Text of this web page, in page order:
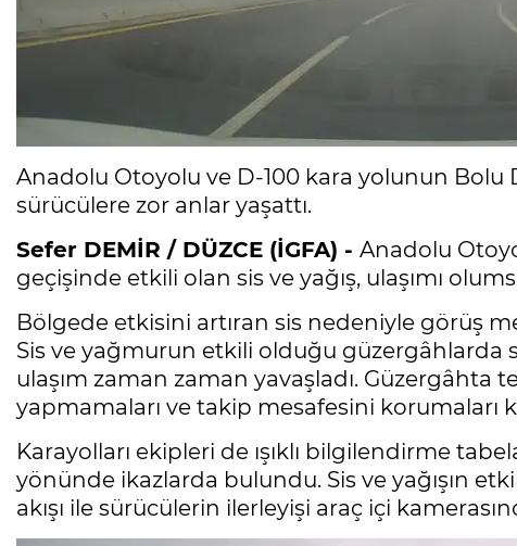
Anadolu Otoyolu ve D-100 kara yolunun Bolu
sürücülere zor anlar yaşattı.
Sefer DEMİR / DÜZCE (İGFA) - Anadolu
geçişinde etkili olan sis ve yağış, ulaşımı
Bölgede etkisini artıran sis nedeniyle görüş
Sis ve yağmurun etkili olduğu güzergâhlarda
ulaşım zaman zaman yavaşladı. Güzergâhta
yapmamaları ve takip mesafesini korumaları
Karayolları ekipleri de ışıklı bilgilendirme
yönünde ikazlarda bulundu. Sis ve yağışın
akışı ile sürücülerin ilerleyişi araç içi